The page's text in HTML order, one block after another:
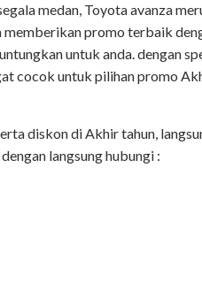
medan, Toyota avanza
memberikan promo terbaik
untuk anda. dengan
cocok untuk pilihan promo
diskon di Akhir tahun,
langsung hubungi :